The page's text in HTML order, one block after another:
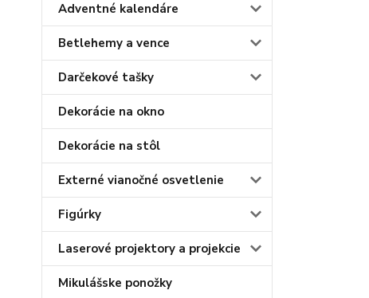
Adventné kalendáre
Betlehemy a vence
Darčekové tašky
Dekorácie na okno
Dekorácie na stôl
Externé vianočné osvetlenie
Figúrky
Laserové projektory a projekcie
Mikulášske ponožky